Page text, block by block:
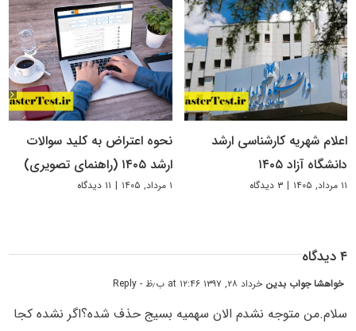
اعلام شهریه کارشناسی ارشد
دانشگاه آزاد ۱۴۰۵
۱۱ مرداد, ۱۴۰۵ | ۳ دیدگاه
نحوه اعتراض به کلید سوالات
ارشد ۱۴۰۵ (راهنمای تصویری)
۱ مرداد, ۱۴۰۵ | ۱۱ دیدگاه
۴ دیدگاه
خواهشا جواب بدین خرداد ۲۸, ۱۳۹۷ at ۱۲:۴۶ ب٫ظ - Reply
سلام.من متوجه نشدم الان سهمیه بسیج حذف شده؟اگر نشده کجا